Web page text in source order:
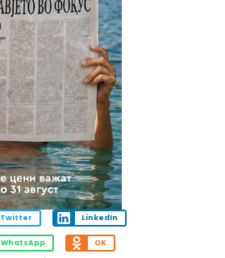
Twitter LinkedIn
WhatsApp OK